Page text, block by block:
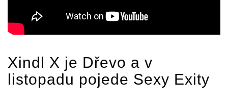
Xindl X je Dřevo a v
listopadu pojede Sexy Exity